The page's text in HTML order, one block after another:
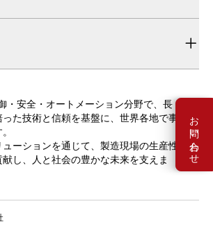
お問い合わせ
・安全・オートメーション分野で、長
た技術と信頼を基盤に、世界各地で事
ーションを通じて、製造現場の生産性
し、人と社会の豊かな未来を支えま